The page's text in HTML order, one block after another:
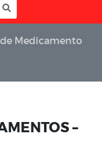
Medicamento
–